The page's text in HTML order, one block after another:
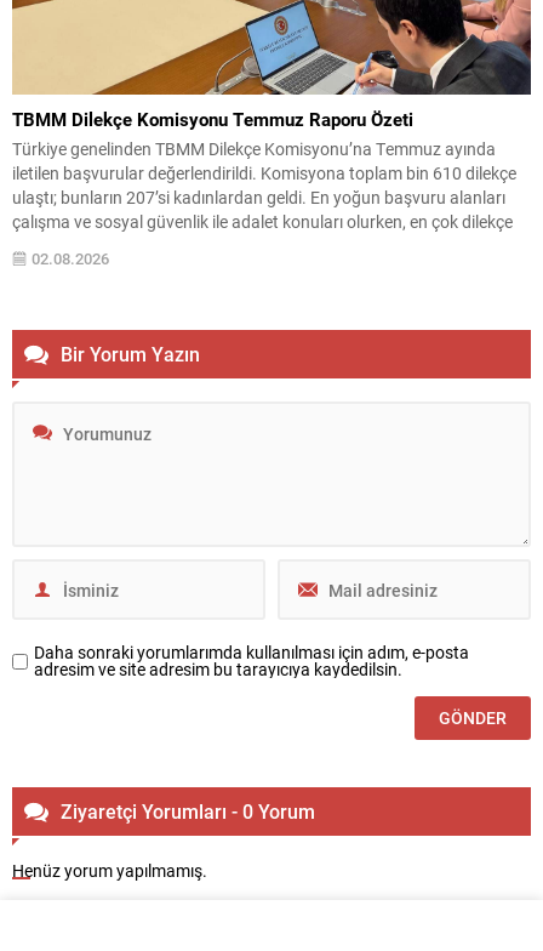
TBMM Dilekçe Komisyonu Temmuz Raporu Özeti
Türkiye genelinden TBMM Dilekçe Komisyonu’na Temmuz ayında
iletilen başvurular değerlendirildi. Komisyona toplam bin 610 dilekçe
ulaştı; bunların 207’si kadınlardan geldi. En yoğun başvuru alanları
çalışma ve sosyal güvenlik ile adalet konuları olurken, en çok dilekçe
gönderen iller İstanbul, Ankara ve İzmir olarak sıralandı. Komisyonun
inceleme kayıtlarında, vatandaşlardan farklı ve dikkat...
02.08.2026
Bir Yorum Yazın
Daha sonraki yorumlarımda kullanılması için adım, e-posta
adresim ve site adresim bu tarayıcıya kaydedilsin.
Ziyaretçi Yorumları - 0 Yorum
Henüz yorum yapılmamış.